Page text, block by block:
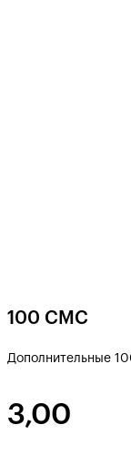
100 СМС
Дополнительные
3,00